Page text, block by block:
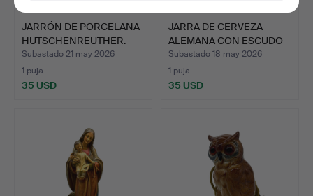
JARRÓN DE PORCELANA
HUTSCHENREUTHER.
Subastado 21 may 2026
1 puja
35 USD
JARRA DE CERVEZA
ALEMANA CON ESCUDO
DE ÁGU…
Subastado 18 may 2026
1 puja
35 USD